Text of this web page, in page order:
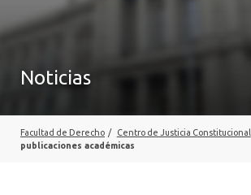
SOBRE LA FACULTAD
PROFESORES
Noticias
Facultad de Derecho / Centro de Justicia Constitucional
publicaciones académicas